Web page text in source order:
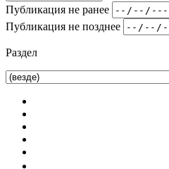
Публикация не ранее
Публикация не позднее
Раздел